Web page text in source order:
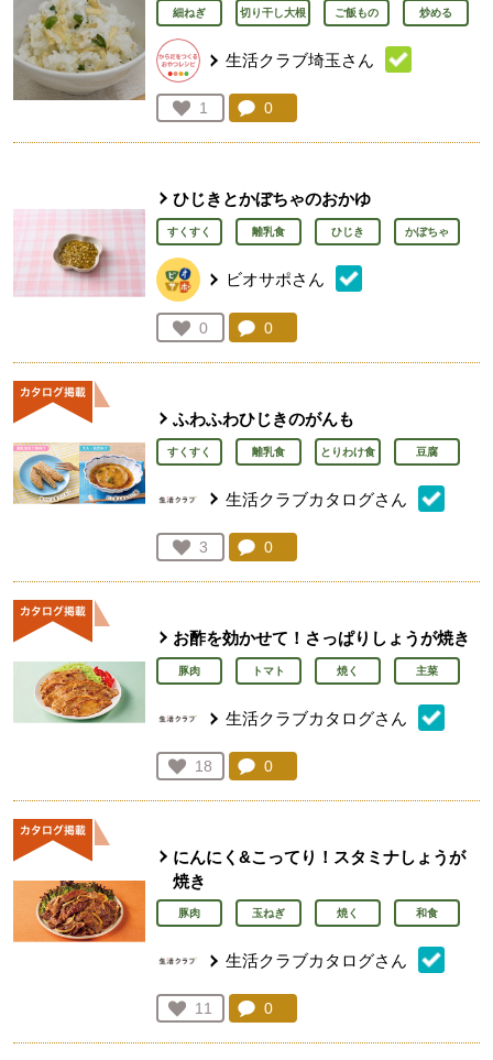
細ねぎ 切り干し大根 ご飯もの 炒める
生活クラブ埼玉さん
お気に入り登録：
1
人が登録
コメント：
0
ひじきとかぼちゃのおかゆ
すくすく 離乳食 ひじき かぼちゃ
ビオサポさん
お気に入り登録：
0
人が登録
コメント：
0
ふわふわひじきのがんも
すくすく 離乳食 とりわけ食 豆腐
生活クラブカタログさん
お気に入り登録：
3
人が登録
コメント：
0
お酢を効かせて！さっぱりしょうが焼き
豚肉 トマト 焼く 主菜
生活クラブカタログさん
お気に入り登録：
18
人が登録
コメント：
0
にんにく&こってり！スタミナしょうが
焼き
豚肉 玉ねぎ 焼く 和食
生活クラブカタログさん
お気に入り登録：
11
人が登録
コメント：
0